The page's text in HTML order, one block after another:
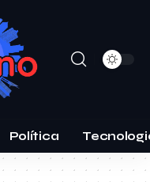
Política